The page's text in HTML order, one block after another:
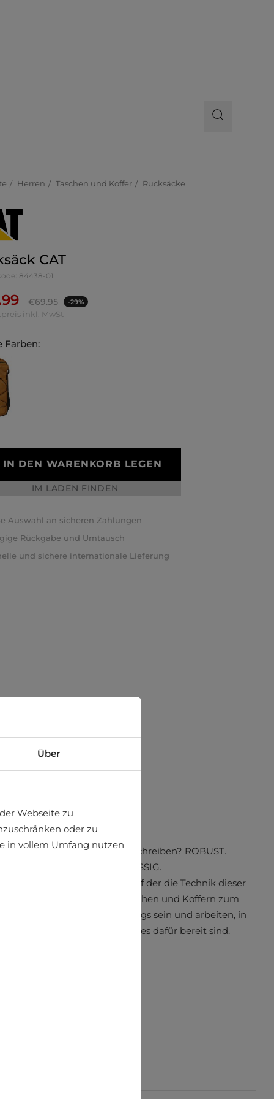
Herren Taschen und Koffer Rucksäcke
CAT
84438-01
€69.95 -29%
inkl. MwSt
Farben:
IN DEN WARENKORB LEGEN
IM LADEN FINDEN
Auswahl an sicheren Zahlungen
Rückgabe und Umtausch
und sichere internationale Lieferung
sich CAT in drei Worten beschreiben? ROBUST.
LANGLEBIG. ZUVERLÄSSIG.
Robustheit und Innovation, auf der die Technik dieser
kommt auch bei den Taschen und Koffern zum
kannst selbstbewusst unterwegs sein und arbeiten, in
dass deine CAT-Accessoires dafür bereit sind.
Über
Webseite zu
oder zu
in vollem Umfang nutzen